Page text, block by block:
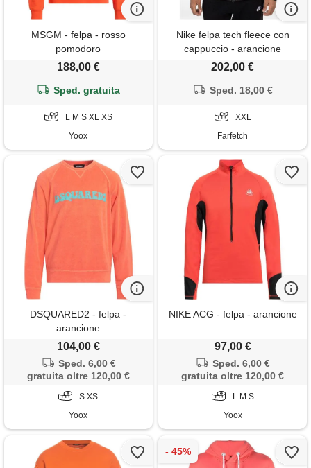
MSGM - felpa - rosso
pomodoro
188,00 €
Sped. gratuita
L M S XL XS
Yoox
Nike felpa tech fleece con
cappuccio - arancione
202,00 €
Sped. 18,00 €
XXL
Farfetch
DSQUARED2 - felpa -
arancione
104,00 €
Sped. 6,00 €
gratuita oltre 120,00 €
S XS
Yoox
NIKE ACG - felpa - arancione
97,00 €
Sped. 6,00 €
gratuita oltre 120,00 €
L M S
Yoox